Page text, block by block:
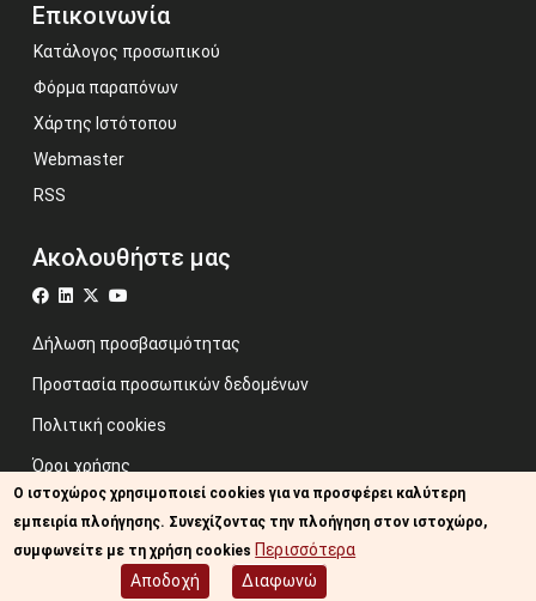
Επικοινωνία
Κατάλογος προσωπικού
Φόρμα παραπόνων
Χάρτης Ιστότοπου
Webmaster
RSS
Ακολουθήστε μας
Δήλωση προσβασιμότητας
Προστασία προσωπικών δεδομένων
Πολιτική cookies
Όροι χρήσης
Προηγούμενος ιστότοπος
Image credits: Some designed by Freepik
Ο ιστοχώρος χρησιμοποιεί cookies για να προσφέρει καλύτερη
εμπειρία πλοήγησης. Συνεχίζοντας την πλοήγηση στον ιστοχώρο,
συμφωνείτε με τη χρήση cookies Περισσότερα
Αποδοχή
Διαφωνώ